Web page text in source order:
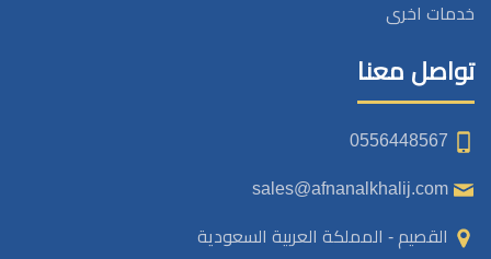
خدمات اخرى
تواصل معنا
القصيم - المملكة العربية السعودية